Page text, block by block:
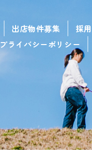
出店物件募集 採
プライバシーポリシー